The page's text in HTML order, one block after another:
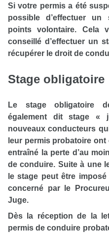
Si votre permis a été
possible d’effectuer
points volontaire. Cela
conseillé d’effectuer un
récupérer le droit de
Stage obligatoire
Le stage obligatoire
également dit stage «
nouveaux conducteurs
leur permis probatoire
entraîné la perte d’au
de conduire. Suite à une
le stage peut être
concerné par le
Juge.
Dès la réception de la
permis de conduire